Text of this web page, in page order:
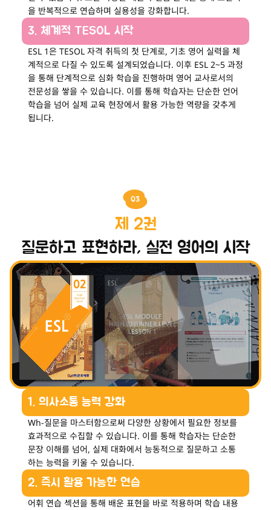
을 반복적으로 연습하며 실용성을 강화합니다.
3. 체계적 TESOL 시작
ESL 1은 TESOL 자격 취득의 첫 단계로, 기초 영어 실력을 체
계적으로 다질 수 있도록 설계되었습니다. 이후 ESL 2~5 과정
을 통해 단계적으로 심화 학습을 진행하며 영어 교사로서의
전문성을 쌓을 수 있습니다. 이를 통해 학습자는 단순한 언어
학습을 넘어 실제 교육 현장에서 활용 가능한 역량을 갖추게
됩니다.
03
제 2권
질문하고 표현하라, 실전 영어의 시작
1. 의사소통 능력 강화
Wh-질문을 마스터함으로써 다양한 상황에서 필요한 정보를
효과적으로 수집할 수 있습니다. 이를 통해 학습자는 단순한
문장 이해를 넘어, 실제 대화에서 능동적으로 질문하고 소통
하는 능력을 키울 수 있습니다.
2. 즉시 활용 가능한 연습
어휘 연습 섹션을 통해 배운 표현을 바로 적용하며 학습 내용